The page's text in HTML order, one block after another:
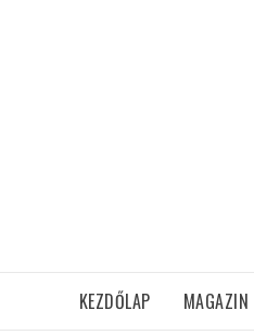
KEZDŐLAP MAGAZIN